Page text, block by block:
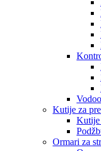
Kutije za
Kutije
Ormari za